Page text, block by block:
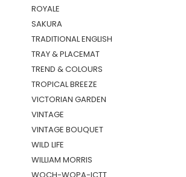
ROYALE
SAKURA
TRADITIONAL ENGLISH
TRAY & PLACEMAT
TREND & COLOURS
TROPICAL BREEZE
VICTORIAN GARDEN
VINTAGE
VINTAGE BOUQUET
WILD LIFE
WILLIAM MORRIS